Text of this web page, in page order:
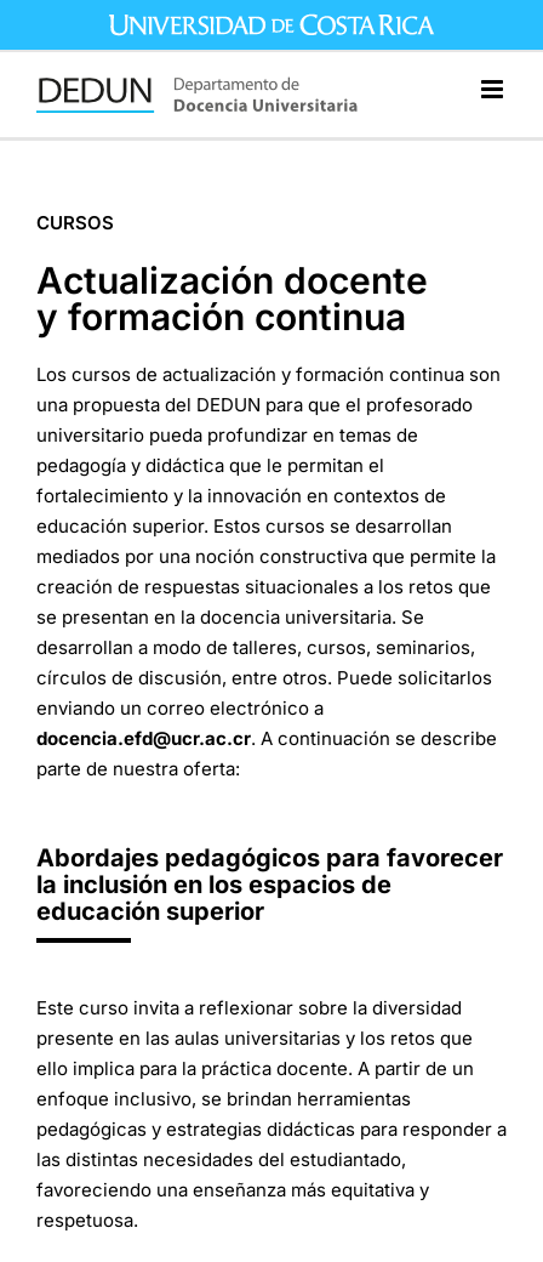
al
contenido
CURSOS
Actualización docente
y formación continua
Los cursos de actualización y formación continua son
una propuesta del DEDUN para que el profesorado
universitario pueda profundizar en temas de
pedagogía y didáctica que le permitan el
fortalecimiento y la innovación en contextos de
educación superior. Estos cursos se desarrollan
mediados por una noción constructiva que permite la
creación de respuestas situacionales a los retos que
se presentan en la docencia universitaria. Se
desarrollan a modo de talleres, cursos, seminarios,
círculos de discusión, entre otros. Puede solicitarlos
enviando un correo electrónico a
docencia.efd@ucr.ac.cr. A continuación se describe
parte de nuestra oferta:
Abordajes pedagógicos para favorecer
la inclusión en los espacios de
educación superior
Este curso invita a reflexionar sobre la diversidad
presente en las aulas universitarias y los retos que
ello implica para la práctica docente. A partir de un
enfoque inclusivo, se brindan herramientas
pedagógicas y estrategias didácticas para responder a
las distintas necesidades del estudiantado,
favoreciendo una enseñanza más equitativa y
respetuosa.